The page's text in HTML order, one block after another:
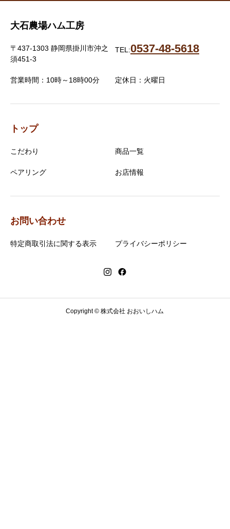
大石農場ハム工房
〒437-1303 静岡県掛川市沖之
須451-3
TEL:0537-48-5618
営業時間：10時～18時00分 定休日：火曜日
トップ
こだわり 商品一覧
ペアリング お店情報
お問い合わせ
特定商取引法に関する表示 プライバシーポリシー
Copyright © 株式会社 おおいしハム